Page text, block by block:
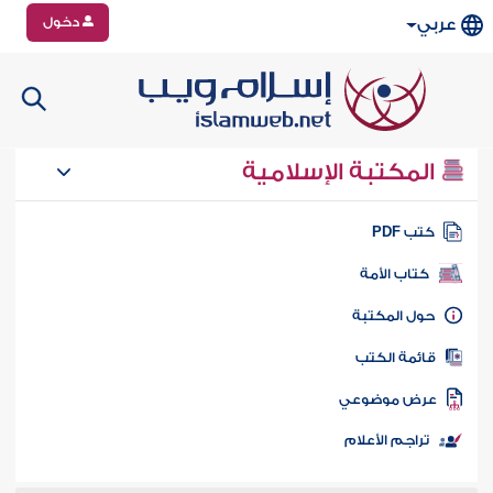
عربي دخول
المكتبة الإسلامية
كتب PDF
كتاب الأمة
المكتبة
الكتب
موضوعي